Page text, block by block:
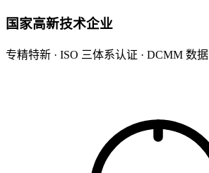
国家高新技术企业
专精特新 · ISO 三体系认证 · DCMM 数